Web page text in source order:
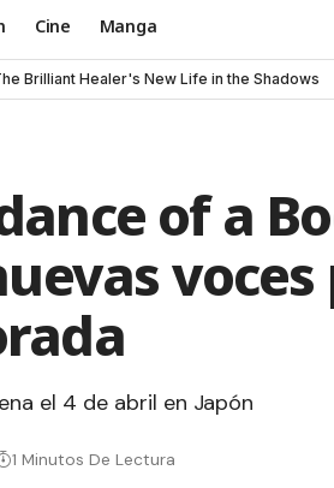
Cine Manga
Brilliant Healer's New Life in the Shadows
of a
el 4 de abril en Japón
1 Minutos De Lectura